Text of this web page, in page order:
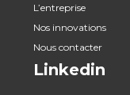
L’entreprise
Nos innovations
Nous contacter
Linkedin